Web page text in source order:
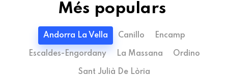
Més populars
Andorra La Vella Canillo Encamp
Escaldes-Engordany La Massana Ordino
Sant Julià De Lòria